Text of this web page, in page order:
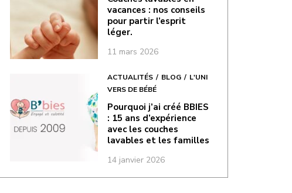
vacances : nos conseils
pour partir l’esprit
léger.
11 mars 2026
ACTUALITÉS BLOG
L'UNI
VERS DE BÉBÉ
Pourquoi j’ai créé BBIES
: 15 ans d’expérience
avec les couches
lavables et les familles
14 janvier 2026